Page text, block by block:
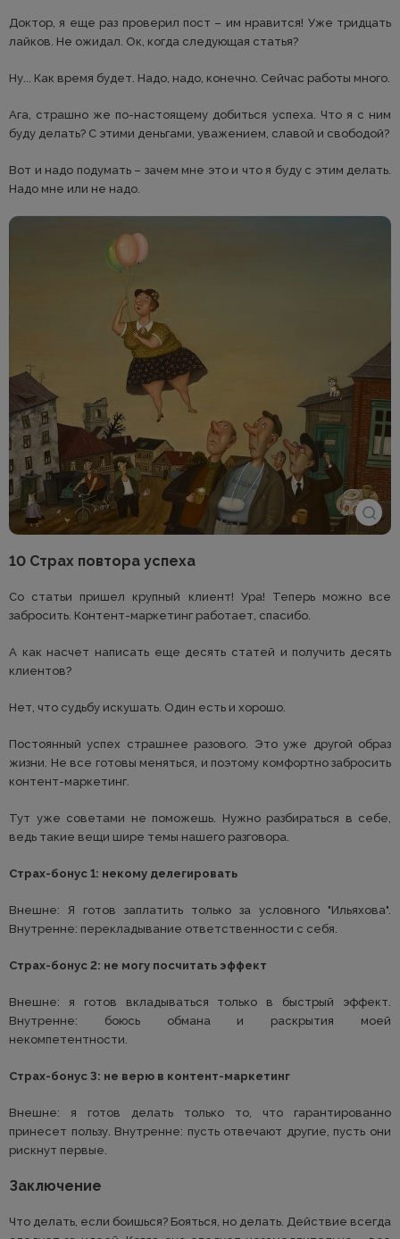
Доктор, я еще раз проверил пост – им нравится! Уже тридцать
лайков. Не ожидал. Ок, когда следующая статья?
Ну... Как время будет. Надо, надо, конечно. Сейчас работы много.
Ага, страшно же по-настоящему добиться успеха. Что я с ним
буду делать? С этими деньгами, уважением, славой и свободой?
Вот и надо подумать – зачем мне это и что я буду с этим делать.
Надо мне или не надо.
10 Страх повтора успеха
Со статьи пришел крупный клиент! Ура! Теперь можно все
забросить. Контент-маркетинг работает, спасибо.
А как насчет написать еще десять статей и получить десять
клиентов?
Нет, что судьбу искушать. Один есть и хорошо.
Постоянный успех страшнее разового. Это уже другой образ
жизни. Не все готовы меняться, и поэтому комфортно забросить
контент-маркетинг.
Тут уже советами не поможешь. Нужно разбираться в себе,
ведь такие вещи шире темы нашего разговора.
Страх-бонус 1: некому делегировать
Внешне: Я готов заплатить только за условного "Ильяхова".
Внутренне: перекладывание ответственности с себя.
Страх-бонус 2: не могу посчитать эффект
Внешне: я готов вкладываться только в быстрый эффект.
Внутренне: боюсь обмана и раскрытия моей
некомпетентности.
Страх-бонус 3: не верю в контент-маркетинг
Внешне: я готов делать только то, что гарантированно
принесет пользу. Внутренне: пусть отвечают другие, пусть они
рискнут первые.
Заключение
Что делать, если боишься? Бояться, но делать. Действие всегда